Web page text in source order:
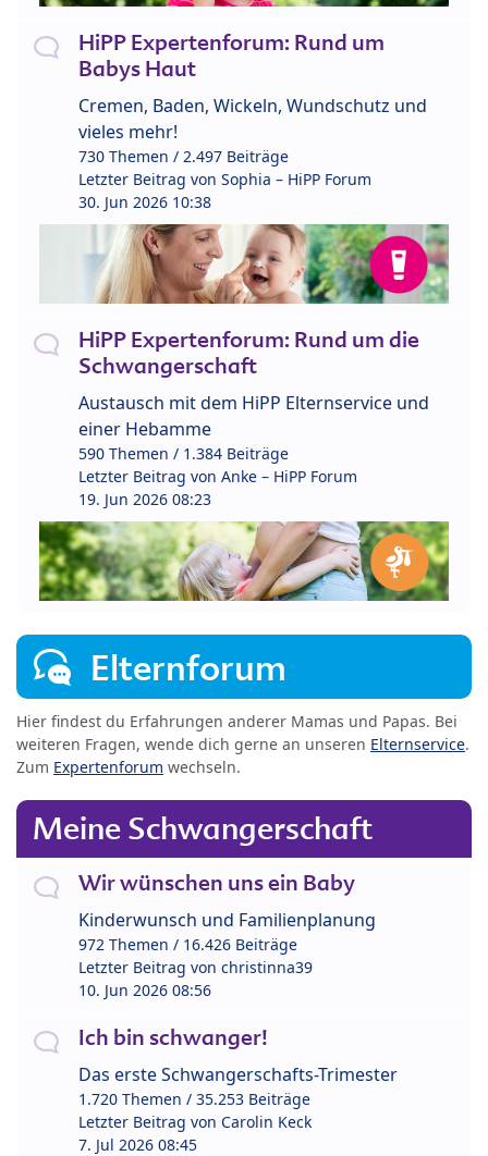
HiPP Expertenforum: Rund um
Babys Haut
Cremen, Baden, Wickeln, Wundschutz und
vieles mehr!
730 Themen / 2.497 Beiträge
Letzter Beitrag von Sophia – HiPP Forum
30. Jun 2026 10:38
HiPP Expertenforum: Rund um die
Schwangerschaft
Austausch mit dem HiPP Elternservice und
einer Hebamme
590 Themen / 1.384 Beiträge
Letzter Beitrag von Anke – HiPP Forum
19. Jun 2026 08:23
Elternforum
Hier findest du Erfahrungen anderer Mamas und Papas. Bei
weiteren Fragen, wende dich gerne an unseren Elternservice.
Zum Expertenforum wechseln.
Meine Schwangerschaft
Wir wünschen uns ein Baby
Kinderwunsch und Familienplanung
972 Themen / 16.426 Beiträge
Letzter Beitrag von christinna39
10. Jun 2026 08:56
Ich bin schwanger!
Das erste Schwangerschafts-Trimester
1.720 Themen / 35.253 Beiträge
Letzter Beitrag von Carolin Keck
7. Jul 2026 08:45